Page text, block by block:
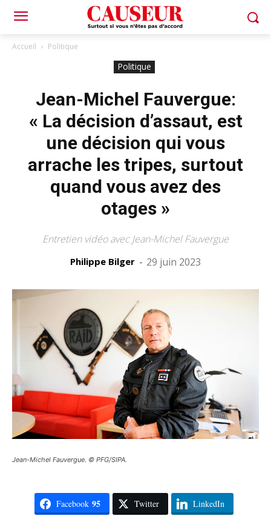
Accueil Politique
Politique
Jean-Michel Fauvergue:
« La décision d’assaut, est
une décision qui vous
arrache les tripes, surtout
quand vous avez des
otages »
Entretien vidéo avec Jean-Michel Fauvergue
Philippe Bilger - 29 juin 2023
Jean-Michel Fauvergue. © PFG/SIPA.
Facebook 95 Twitter LinkedIn